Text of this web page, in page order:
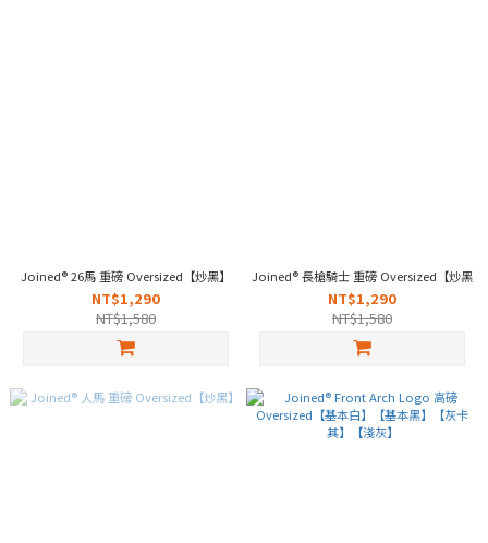
Joined® 26馬 重磅 Oversized【炒黑】
NT$1,290
NT$1,580
Joined® 長槍騎士 重磅 Oversized【炒黑】
NT$1,290
NT$1,580